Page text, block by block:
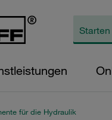
für die Hydraulik